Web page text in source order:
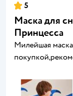
5
Маска для
Принцесса
Милейшая